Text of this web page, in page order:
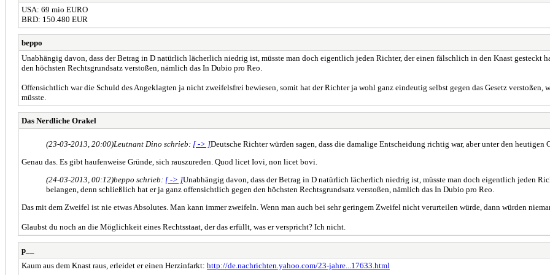
USA: 69 mio EURO
BRD: 150.480 EUR
beppo
Unabhängig davon, dass der Betrag in D natürlich lächerlich niedrig ist, müsste man doch eigentlich jeden Richter, der einen fälschlich in den Knast
den höchsten Rechtsgrundsatz verstoßen, nämlich das In Dubio pro Reo.
Offensichtlich war die Schuld des Angeklagten ja nicht zweifelsfrei bewiesen, somit hat der Richter ja wohl ganz eindeutig selbst gegen das Gesetz verstoßen,
müsste.
Das Nerdliche Orakel
(23-03-2013, 20:00)Leutnant Dino schrieb: [ -> ]Deutsche Richter würden sagen, dass die damalige Entscheidung richtig war, aber unter den
Genau das. Es gibt haufenweise Gründe, sich rauszureden. Quod licet Iovi, non licet bovi.
(24-03-2013, 00:12)beppo schrieb: [ -> ]Unabhängig davon, dass der Betrag in D natürlich lächerlich niedrig ist, müsste man doch eigentlich jeden
belangen, denn schließlich hat er ja ganz offensichtlich gegen den höchsten Rechtsgrundsatz verstoßen, nämlich das In Dubio pro Reo.
Das mit dem Zweifel ist nie etwas Absolutes. Man kann immer zweifeln. Wenn man auch bei sehr geringem Zweifel nicht verurteilen würde, dann würden
Glaubst du noch an die Möglichkeit eines Rechtsstaat, der das erfüllt, was er verspricht? Ich nicht.
p__
Kaum aus dem Knast raus, erleidet er einen Herzinfarkt: http://de.nachrichten.yahoo.com/23-jahre...17633.html